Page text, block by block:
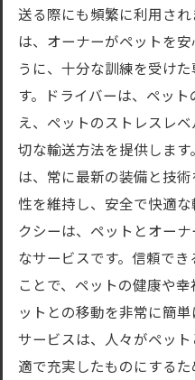
送る際にも頻繁に利用さ
は、オーナーがペットを
うに、十分な訓練を受け
す。ドライバーは、ペッ
え、ペットのストレスレ
切な輸送方法を提供しま
は、常に最新の装備と技
性を維持し、安全で快適
クシーは、ペットとオー
なサービスです。信頼で
ことで、ペットの健康や
ットとの移動を非常に簡
サービスは、人々がペッ
適で充実したものにする